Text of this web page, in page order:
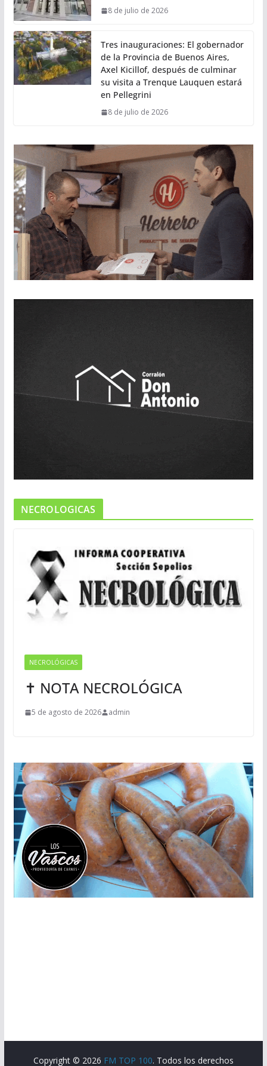
8 de julio de 2026
Tres inauguraciones: El gobernador
de la Provincia de Buenos Aires,
Axel Kicillof, después de culminar
su visita a Trenque Lauquen estará
en Pellegrini
8 de julio de 2026
NECROLOGICAS
NECROLÓGICAS
✝ NOTA NECROLÓGICA
5 de agosto de 2026 admin
Copyright © 2026 FM TOP 100. Todos los derechos